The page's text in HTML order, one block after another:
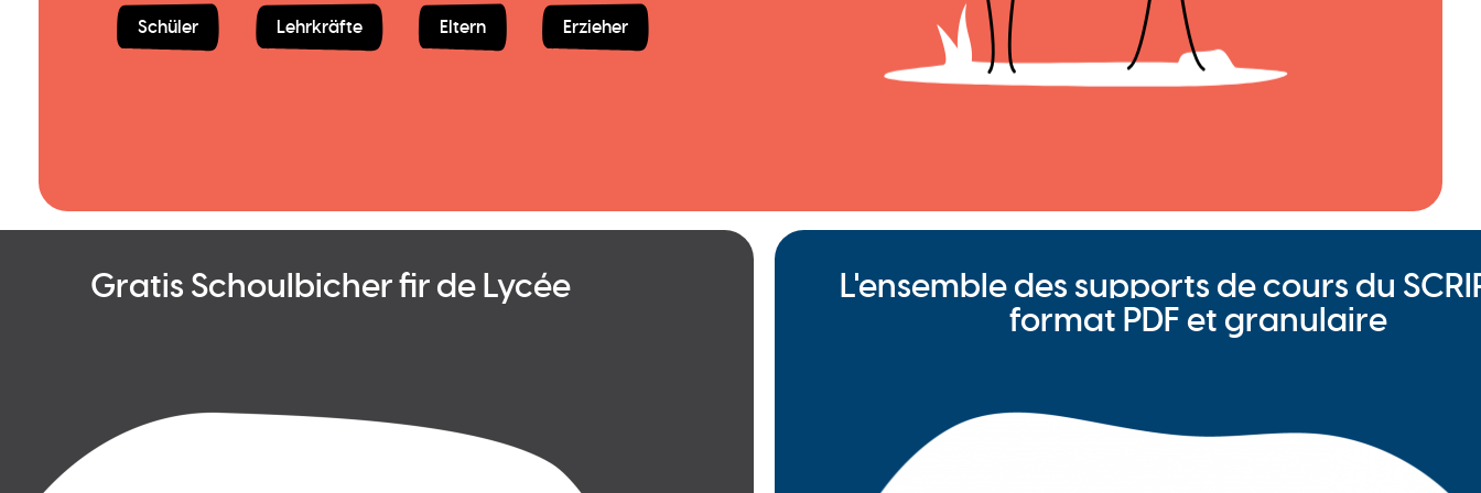
Schüler Lehrkräfte Eltern Erzieher
Gratis Schoulbicher fir de Lycée L'ensemble des supports de cours du
format PDF et granulaire